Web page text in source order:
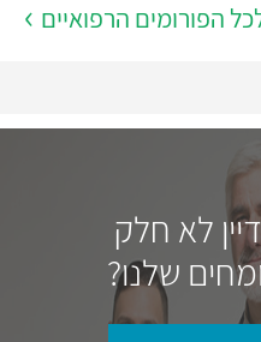
הפורומים הרפואיים
לא חלק
שלנו?